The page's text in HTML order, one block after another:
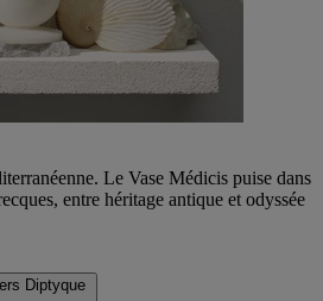
Le Vase Médicis puise dans
entre héritage antique et odyssée
Diptyque